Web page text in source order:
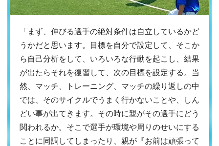
「まず、伸びる選手の絶対条件は自立しているかど
うかだと思います。目標を自分で設定して、そこか
ら自己分析をして、いろいろな行動を起こし、結果
が出たらそれを復習して、次の目標を設定する。当
然、マッチ、トレーニング、マッチの繰り返しの中
では、そのサイクルでうまく行かないことや、しん
どい事が出てきます。その時に親がその選手にどう
関われるか。そこで選手が環境や周りのせいにする
ことに同調してしまったり、親が『お前は頑張って